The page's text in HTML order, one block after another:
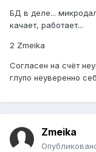
БД в деле...
качает, работает...
2 Zmeika
Согласен на счёт
глупо неуверенно
Zmeika